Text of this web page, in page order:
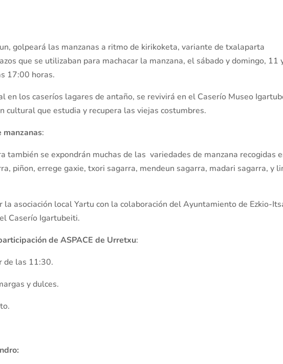
golpeará las manzanas a ritmo de kirikoketa, variante de txalaparta
que se utilizaban para machacar la manzana, el sábado y domingo, 11
17:00 horas.
en los caseríos lagares de antaño, se revivirá en el Caserío Museo
cultural que estudia y recupera las viejas costumbres.
manzanas:
también se expondrán muchas de las variedades de manzana recogidas
piñon, errege gaxie, txori sagarra, mendeun sagarra, madari sagarra, y
la asociación local Yartu con la colaboración del Ayuntamiento de Ezkio-
Caserío Igartubeiti.
de ASPACE de Urretxu:
de las 11:30.
y dulces.